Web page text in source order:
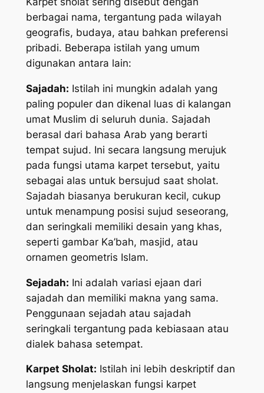
berbagai nama, tergantung pada wilayah
geografis, budaya, atau bahkan preferensi
pribadi. Beberapa istilah yang umum
digunakan antara lain:
Sajadah: Istilah ini mungkin adalah yang
paling populer dan dikenal luas di kalangan
umat Muslim di seluruh dunia. Sajadah
berasal dari bahasa Arab yang berarti
tempat sujud. Ini secara langsung merujuk
pada fungsi utama karpet tersebut, yaitu
sebagai alas untuk bersujud saat sholat.
Sajadah biasanya berukuran kecil, cukup
untuk menampung posisi sujud seseorang,
dan seringkali memiliki desain yang khas,
seperti gambar Ka’bah, masjid, atau
ornamen geometris Islam.
Sejadah: Ini adalah variasi ejaan dari
sajadah dan memiliki makna yang sama.
Penggunaan sejadah atau sajadah
seringkali tergantung pada kebiasaan atau
dialek bahasa setempat.
Karpet Sholat: Istilah ini lebih deskriptif dan
langsung menjelaskan fungsi karpet